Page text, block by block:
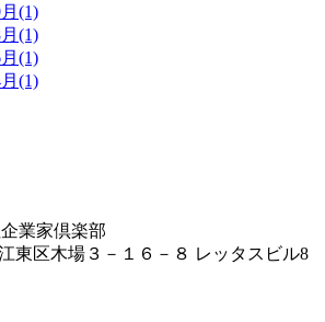
(1)
(1)
(1)
(1)
業家倶楽部
東区木場３－１６－８ レッタスビル8